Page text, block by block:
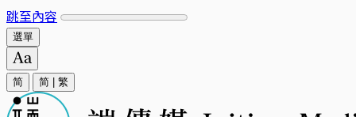
跳至內容
選單
简 简 繁